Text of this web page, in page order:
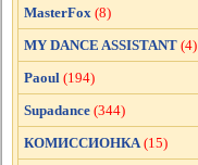
MasterFox (8)
MY DANCE ASSISTANT (4)
Paoul (194)
Supadance (344)
КОМИССИОНКА (15)